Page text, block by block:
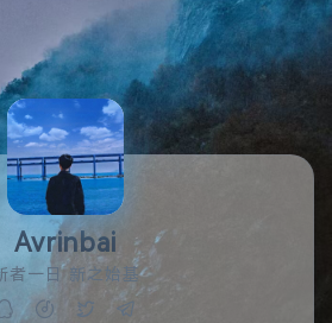
Avrinbai
者一日 新之始基